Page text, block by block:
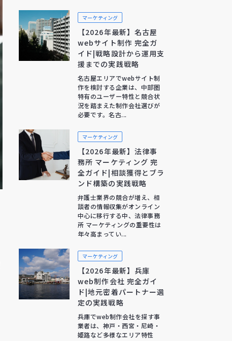
マーケティング
【2026年最新】名古屋
webサイト制作 完全ガ
イド|戦略設計から運用支
援までの実践戦略
名古屋エリアでwebサイト制
作を検討する企業は、中部圏
特有のユーザー特性と競合状
況を踏まえた制作会社選びが
必要です。名古...
マーケティング
【2026年最新】法律事
務所 マーケティング 完
全ガイド|相談獲得とブラ
ンド構築の実践戦略
弁護士業界の競合が増え、相
談者の情報収集がオンライン
中心に移行する中、法律事務
所 マーケティングの重要性は
年々高まってい...
マーケティング
【2026年最新】兵庫
web制作会社 完全ガイ
ド|地元密着パートナー選
定の実践戦略
兵庫でweb制作会社を探す事
業者は、神戸・西宮・尼崎・
姫路など多様なエリア特性